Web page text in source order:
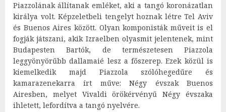
Piazzolának állítanak emléket, aki a tangó koronázatlan
királya volt. Képzeletbeli tengelyt hoznak létre Tel Aviv
és Buenos Aires között. Olyan komponisták műveit is el
fogják játszani, akik Izraelben olyasmit jelentenek, mint
Budapesten Bartók, de természetesen Piazzola
leggyönyörűbb dallamaié lesz a főszerep. Ezek közül is
kiemelkedik majd Piazzola szólóhegedűre és
kamarazenekarra írt műve: Négy évszak Buenos
Airesben, melyet Vivaldi örökérvényű Négy évszaka
ihletett, lefordítva a tangó nyelvére.